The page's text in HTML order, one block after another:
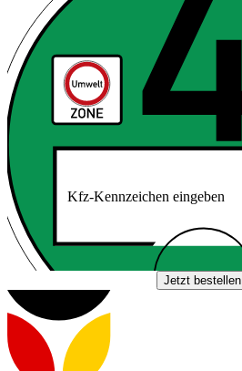
Kfz-Kennzeichen eingeben
Jetzt bestellen